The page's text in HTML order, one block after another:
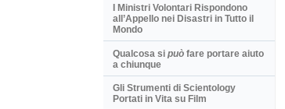
I Ministri Volontari Rispondono
all’Appello nei Disastri in Tutto il
Mondo
Qualcosa si può fare portare aiuto
a chiunque
Gli Strumenti di Scientology
Portati in Vita su Film